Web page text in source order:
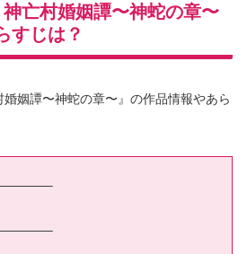
神亡村婚姻譚〜神蛇の章〜
すじは？
婚姻譚〜神蛇の章〜』の作品情報やあら